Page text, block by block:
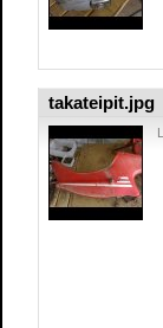
takateipit.jpg